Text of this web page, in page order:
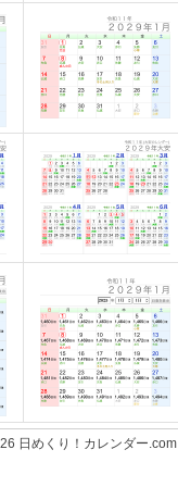
日めくり！カレンダー.com